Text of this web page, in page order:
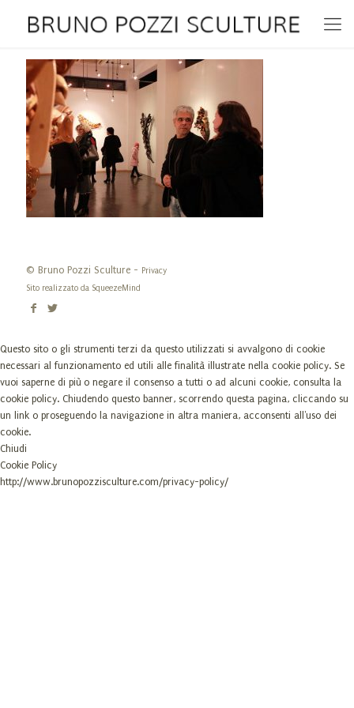
© Bruno Pozzi Sculture - Privacy
Sito realizzato da SqueezeMind
Questo sito o gli strumenti terzi da questo utilizzati si avvalgono di cookie
necessari al funzionamento ed utili alle finalità illustrate nella cookie policy. Se
vuoi saperne di più o negare il consenso a tutti o ad alcuni cookie, consulta la
cookie policy. Chiudendo questo banner, scorrendo questa pagina, cliccando su
un link o proseguendo la navigazione in altra maniera, acconsenti all'uso dei
cookie.
Chiudi
Cookie Policy
http://www.brunopozzisculture.com/privacy-policy/